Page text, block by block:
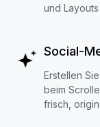
und
Social-
Erstellen
beim
frisch,